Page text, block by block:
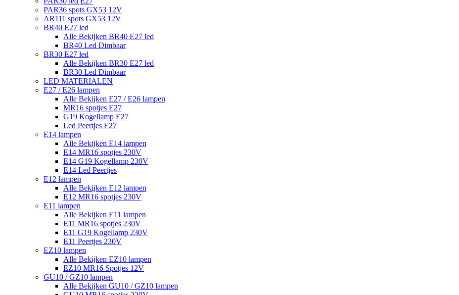
PAR36 spots GX53 12V
AR111 spots GX53 12V
BR40 E27 led
Alle Bekijken BR40 E27 led
BR40 Led Dimbaar
BR30 E27 led
Alle Bekijken BR30 E27 led
BR30 Led Dimbaar
LED MATERIALEN
E27 / E26 lampen
Alle Bekijken E27 / E26 lampen
MR16 spotjes E27
G19 Kogellamp E27
Led Peertjes E27
E14 lampen
Alle Bekijken E14 lampen
E14 MR16 spotjes 230V
E14 G19 Kogellamp 230V
E14 Led Peertjes
E12 lampen
Alle Bekijken E12 lampen
E12 MR16 spotjes 230V
E11 lampen
Alle Bekijken E11 lampen
E11 MR16 spotjes 230V
E11 G19 Kogellamp 230V
E11 Peertjes 230V
EZ10 lampen
Alle Bekijken EZ10 lampen
EZ10 MR16 Spotjes 12V
GU10 / GZ10 lampen
Alle Bekijken GU10 / GZ10 lampen